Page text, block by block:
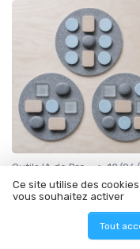
Outils IA de Productivité • 12/
Mieux que ChatGPT :
comment bâtir un
portefeuille
réellement utile aux
Ce site utilise des
vous souhaitez activer
Tout